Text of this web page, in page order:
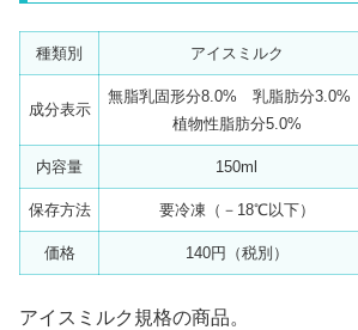
種類別 アイスミルク
成分表示
無脂乳固形分8.0% 乳脂肪分3.0%
植物性脂肪分5.0%
内容量 150ml
保存方法 要冷凍（－18℃以下）
価格 140円（税別）
アイスミルク規格の商品。